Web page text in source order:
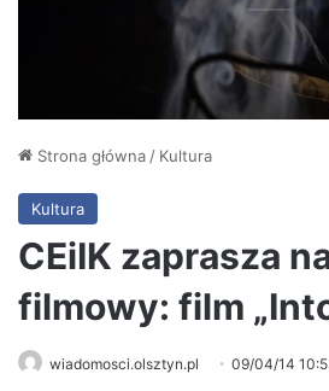
Strona główna / Kultura
Kultura
CEiIK zaprasza
filmowy: film
wiadomosci.olsztyn.pl 09/04/14